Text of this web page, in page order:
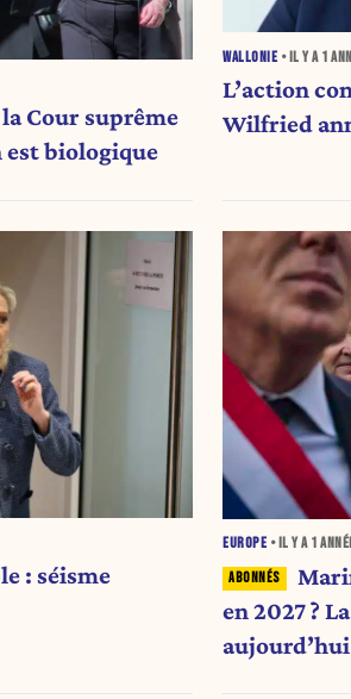
Cour suprême
est biologique
WALLONIE • IL Y A 1
L’action
Wilfried
: séisme
EUROPE • IL Y A 1
en 2027 ?
aujourd’hui